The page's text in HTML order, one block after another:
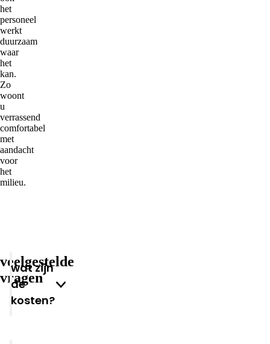
het
personeel
werkt
duurzaam
waar
het
kan.
Zo
woont
u
verrassend
comfortabel
met
aandacht
voor
het
milieu.
veelgestelde
vragen
wat zijn
de
kosten?